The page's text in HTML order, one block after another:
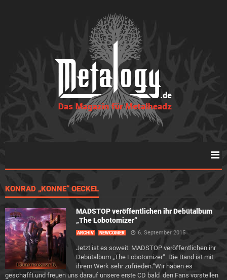
KONRAD „KONNE“ OECKEL
MADSTOP veröffentlichen ihr Debütalbum
„The Lobotomizer“
ARCHIV NEWCOMER 6. September 2015
Jetzt ist es soweit: MADSTOP veröffentlichen ihr
Debütalbum „The Lobotomizer“. Die Band ist mit
ihrem Werk sehr zufrieden.“Wir haben es
geschafft und freuen uns darauf unsere erste CD bald den Fans vorstellen